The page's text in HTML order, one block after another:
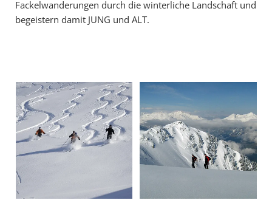
Fackelwanderungen durch die winterliche Landschaft und
begeistern damit JUNG und ALT.